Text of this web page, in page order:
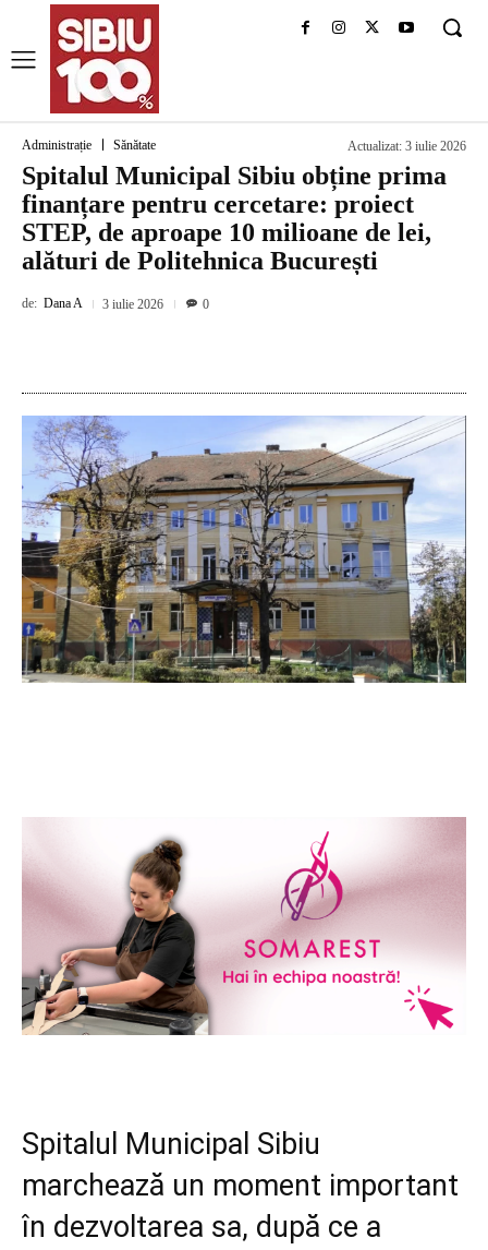
Administrație Sănătate Actualizat: 3 iulie 2026
Spitalul Municipal Sibiu obține prima
finanțare pentru cercetare: proiect
STEP, de aproape 10 milioane de lei,
alături de Politehnica București
de: Dana A 3 iulie 2026 0
Spitalul Municipal Sibiu
marchează un moment important
în dezvoltarea sa, după ce a